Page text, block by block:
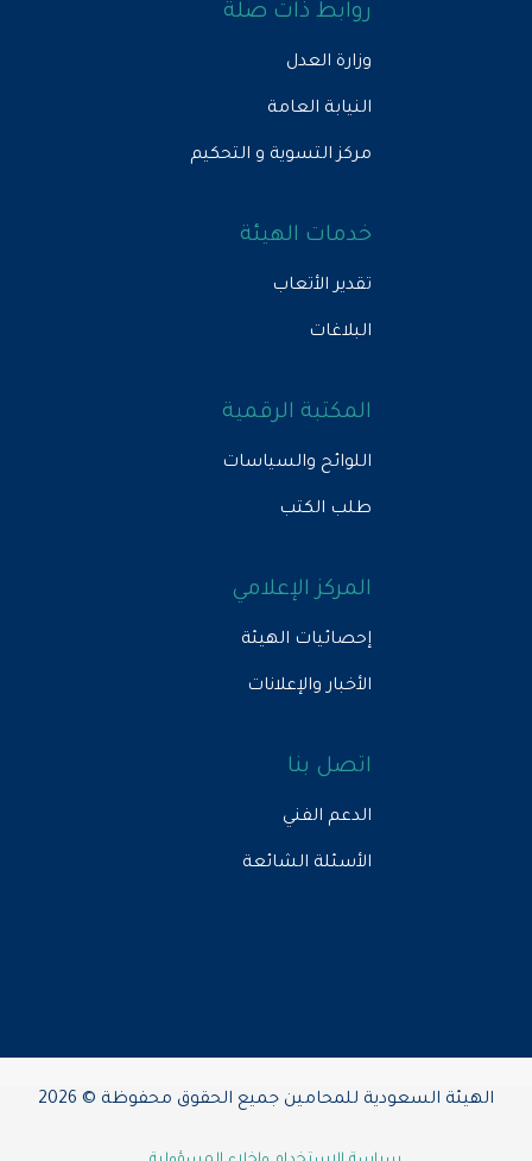
روابط ذات صلة
وزارة العدل
النيابة العامة
مركز التسوية و التحكيم
خدمات الهيئة
تقدير الأتعاب
البلاغات
المكتبة الرقمية
اللوائح والسياسات
طلب الكتب
المركز الإعلامي
إحصائيات الهيئة
الأخبار والإعلانات
اتصل بنا
الدعم الفني
الأسئلة الشائعة
الهيئة السعودية للمحامين جميع الحقوق محفوظة © 2026